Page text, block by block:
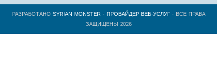
РАЗРАБОТАНО SYRIAN MONSTER - ПРОВАЙДЕР ВЕБ-УСЛУГ- ВСЕ ПРАВА
ЗАЩИЩЕНЫ 2026